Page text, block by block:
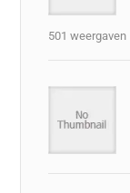
501 weergaven